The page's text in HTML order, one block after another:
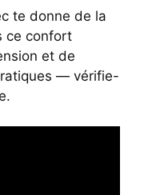
te donne de la
ce confort
et de
— vérifie-